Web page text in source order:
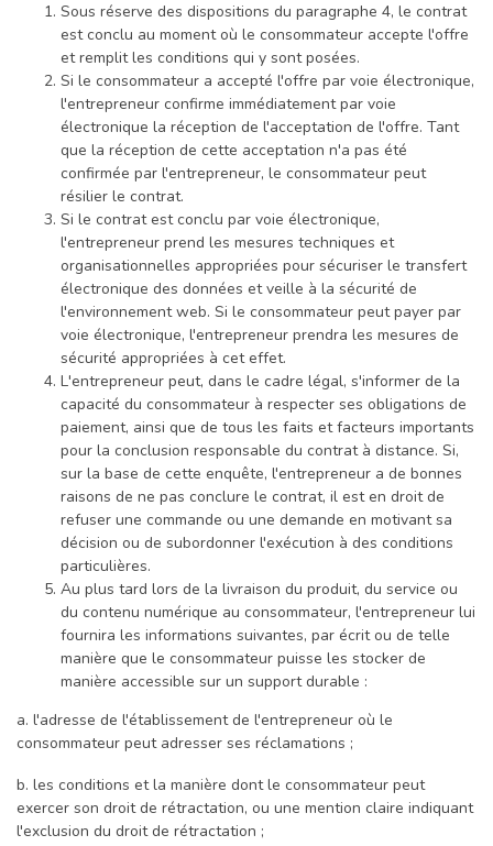
Sous réserve des dispositions du paragraphe 4, le contrat
est conclu au moment où le consommateur accepte l'offre
et remplit les conditions qui y sont posées.
Si le consommateur a accepté l'offre par voie électronique,
l'entrepreneur confirme immédiatement par voie
électronique la réception de l'acceptation de l'offre. Tant
que la réception de cette acceptation n'a pas été
confirmée par l'entrepreneur, le consommateur peut
résilier le contrat.
Si le contrat est conclu par voie électronique,
l'entrepreneur prend les mesures techniques et
organisationnelles appropriées pour sécuriser le transfert
électronique des données et veille à la sécurité de
l'environnement web. Si le consommateur peut payer par
voie électronique, l'entrepreneur prendra les mesures de
sécurité appropriées à cet effet.
L'entrepreneur peut, dans le cadre légal, s'informer de la
capacité du consommateur à respecter ses obligations de
paiement, ainsi que de tous les faits et facteurs importants
pour la conclusion responsable du contrat à distance. Si,
sur la base de cette enquête, l'entrepreneur a de bonnes
raisons de ne pas conclure le contrat, il est en droit de
refuser une commande ou une demande en motivant sa
décision ou de subordonner l'exécution à des conditions
particulières.
Au plus tard lors de la livraison du produit, du service ou
du contenu numérique au consommateur, l'entrepreneur lui
fournira les informations suivantes, par écrit ou de telle
manière que le consommateur puisse les stocker de
manière accessible sur un support durable :
a. l'adresse de l'établissement de l'entrepreneur où le
consommateur peut adresser ses réclamations ;
b. les conditions et la manière dont le consommateur peut
exercer son droit de rétractation, ou une mention claire indiquant
l'exclusion du droit de rétractation ;